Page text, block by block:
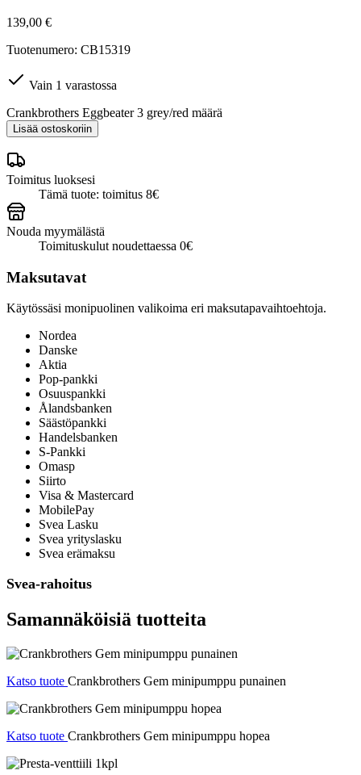
139,00 €
Tuotenumero: CB15319
Vain 1 varastossa
Crankbrothers Eggbeater 3 grey/red määrä
Lisää ostoskoriin
Toimitus luoksesi
Tämä tuote: toimitus 8€
Nouda myymälästä
Toimituskulut noudettaessa 0€
Maksutavat
Käytössäsi monipuolinen valikoima eri maksutapavaihtoehtoja.
Nordea
Danske
Aktia
Pop-pankki
Osuuspankki
Ålandsbanken
Säästöpankki
Handelsbanken
S-Pankki
Omasp
Siirto
Visa & Mastercard
MobilePay
Svea Lasku
Svea yrityslasku
Svea erämaksu
Svea-rahoitus
Samannäköisiä tuotteita
Katso tuote Crankbrothers Gem minipumppu punainen
Katso tuote Crankbrothers Gem minipumppu hopea